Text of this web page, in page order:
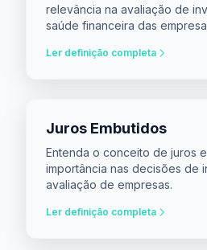
relevância na avaliação de
saúde financeira das
Ler definição completa
Juros Embutidos
Entenda o conceito de juros
importância nas decisões de
avaliação de empresas.
Ler definição completa